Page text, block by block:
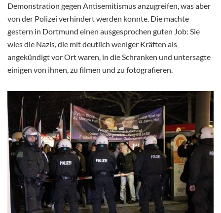
Demonstration gegen Antisemitismus anzugreifen, was aber
von der Polizei verhindert werden konnte. Die machte
gestern in Dortmund einen ausgesprochen guten Job: Sie
wies die Nazis, die mit deutlich weniger Kräften als
angekündigt vor Ort waren, in die Schranken und untersagte
einigen von ihnen, zu filmen und zu fotografieren.